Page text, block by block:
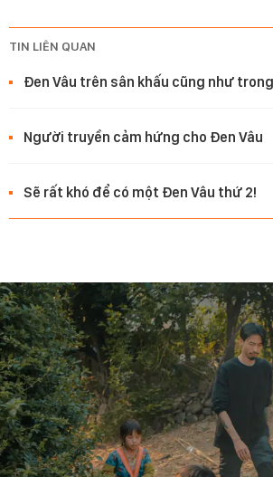
TIN LIÊN QUAN
Đen Vâu trên sân khấu cũng như
Người truyền cảm hứng cho Đen Vâu
Sẽ rất khó để có một Đen Vâu thứ 2!